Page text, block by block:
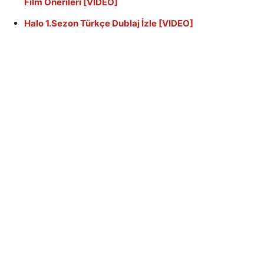
Halo 1.Sezon Türkçe Dublaj İzle [VIDEO]